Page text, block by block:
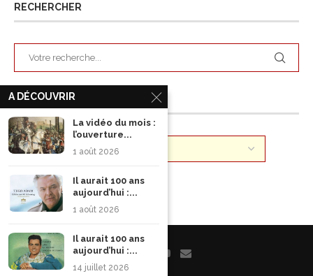
RECHERCHER
ARCHIVES
A DÉCOUVRIR
La vidéo du mois :
l’ouverture...
1 août 2026
Il aurait 100 ans
aujourd’hui :...
1 août 2026
Il aurait 100 ans
aujourd’hui :...
14 juillet 2026